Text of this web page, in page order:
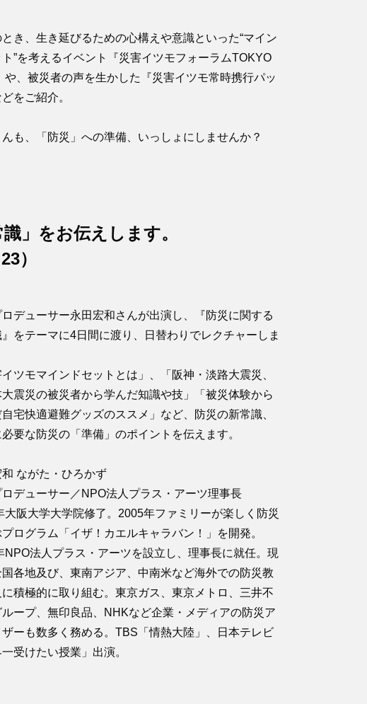
き、生き延びるための心構えや意識といった“マイン
ト”を考えるイベント『災害イツモフォーラムTOKYO
や、被災者の声を生かした『災害イツモ常時携行パッ
をご紹介。
も、「防災」への準備、いっしょにしませんか？
」をお伝えします。
）
ロデューサー永田宏和さんが出演し、『防災に関する
をテーマに4日間に渡り、日替わりでレクチャーしま
イツモマインドセットとは」、「阪神・淡路大震災、
震災の被災者から学んだ知識や技」「被災体験から
宅快適避難グッズのススメ」など、防災の新常識、
要な防災の「準備」のポイントを伝えます。
和 ながた・ひろかず
ロデューサー／NPO法人プラス・アーツ理事長
大阪大学大学院修了。2005年ファミリーが楽しく防災
プログラム「イザ！カエルキャラバン！」を開発。
NPO法人プラス・アーツを設立し、理事長に就任。現
各地及び、東南アジア、中南米など海外での防災教
積極的に取り組む。東京ガス、東京メトロ、三井不
ープ、無印良品、NHKなど企業・メディアの防災ア
ザーも数多く務める。TBS「情熱大陸」、日本テレビ
一受けたい授業」出演。